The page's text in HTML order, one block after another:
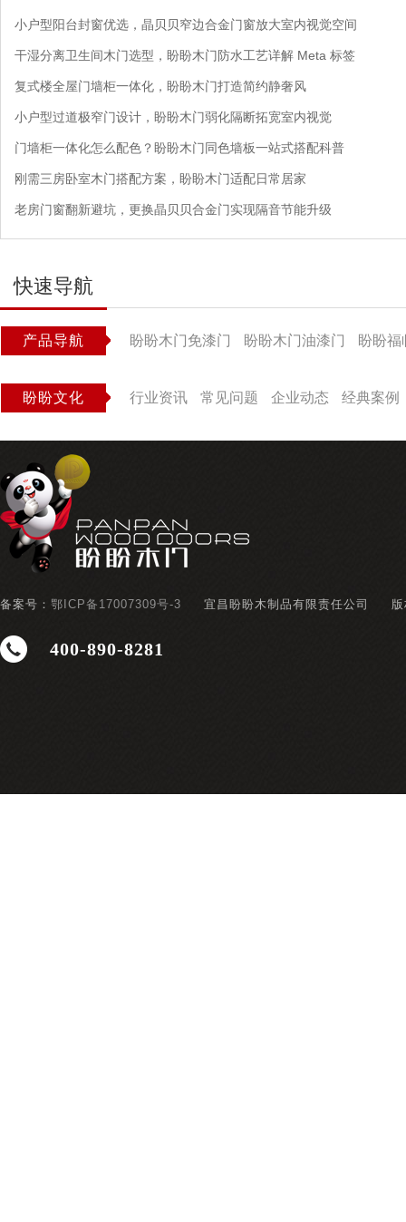
小户型阳台封窗优选，晶贝贝窄边合金门窗放大室内视觉空间
干湿分离卫生间木门选型，盼盼木门防水工艺详解 Meta 标签
复式楼全屋门墙柜一体化，盼盼木门打造简约静奢风
小户型过道极窄门设计，盼盼木门弱化隔断拓宽室内视觉
门墙柜一体化怎么配色？盼盼木门同色墙板一站式搭配科普
刚需三房卧室木门搭配方案，盼盼木门适配日常居家
老房门窗翻新避坑，更换晶贝贝合金门实现隔音节能升级
快速导航
产品导航 盼盼木门免漆门 盼盼木门油漆门 盼盼福
盼盼文化 行业资讯 常见问题 企业动态 经典案例
备案号： 鄂ICP备17007309号-3 宜昌盼盼木制品有限责任公司
400-890-8281